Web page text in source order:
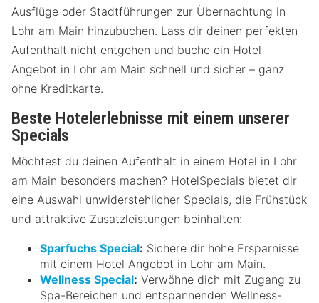
Ausflüge oder Stadtführungen zur Übernachtung in
Lohr am Main hinzubuchen. Lass dir deinen perfekten
Aufenthalt nicht entgehen und buche ein Hotel
Angebot in Lohr am Main schnell und sicher – ganz
ohne Kreditkarte.
Beste Hotelerlebnisse mit einem unserer
Specials
Möchtest du deinen Aufenthalt in einem Hotel in Lohr
am Main besonders machen? HotelSpecials bietet dir
eine Auswahl unwiderstehlicher Specials, die Frühstück
und attraktive Zusatzleistungen beinhalten:
Sparfuchs Special: Sichere dir hohe Ersparnisse
mit einem Hotel Angebot in Lohr am Main.
Wellness Special: Verwöhne dich mit Zugang zu
Spa-Bereichen und entspannenden Wellness-